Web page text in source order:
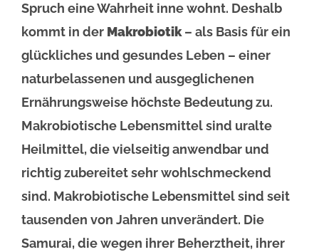
Spruch eine Wahrheit inne wohnt. Deshalb
kommt in der Makrobiotik– als Basis für ein
glückliches und gesundes Leben – einer
naturbelassenen und ausgeglichenen
Ernährungsweise höchste Bedeutung zu.
Makrobiotische Lebensmittel sind uralte
Heilmittel, die vielseitig anwendbar und
richtig zubereitet sehr wohlschmeckend
sind. Makrobiotische Lebensmittel sind seit
tausenden von Jahren unverändert. Die
Samurai, die wegen ihrer Beherztheit, ihrer